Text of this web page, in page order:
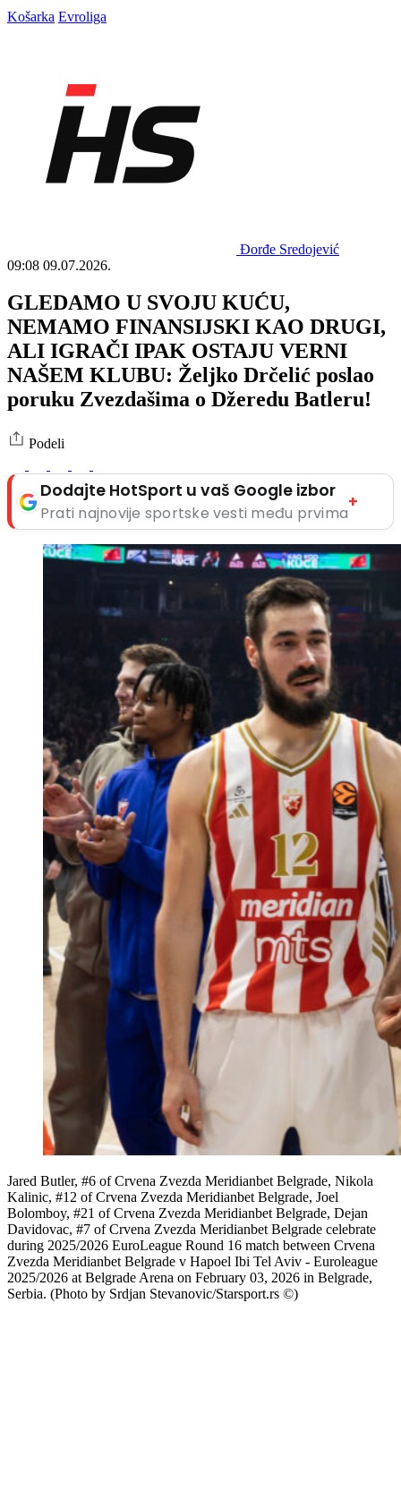
Košarka Evroliga
Đorđe Sredojević
09:08 09.07.2026.
GLEDAMO U SVOJU KUĆU,
NEMAMO FINANSIJSKI KAO DRUGI,
ALI IGRAČI IPAK OSTAJU VERNI
NAŠEM KLUBU: Željko Drčelić poslao
poruku Zvezdašima o Džeredu Batleru!
Podeli
Dodajte HotSport u vaš Google izbor
Prati najnovije sportske vesti među prvima
+
Jared Butler, #6 of Crvena Zvezda Meridianbet Belgrade, Nikola
Kalinic, #12 of Crvena Zvezda Meridianbet Belgrade, Joel
Bolomboy, #21 of Crvena Zvezda Meridianbet Belgrade, Dejan
Davidovac, #7 of Crvena Zvezda Meridianbet Belgrade celebrate
during 2025/2026 EuroLeague Round 16 match between Crvena
Zvezda Meridianbet Belgrade v Hapoel Ibi Tel Aviv - Euroleague
2025/2026 at Belgrade Arena on February 03, 2026 in Belgrade,
Serbia. (Photo by Srdjan Stevanovic/Starsport.rs ©)